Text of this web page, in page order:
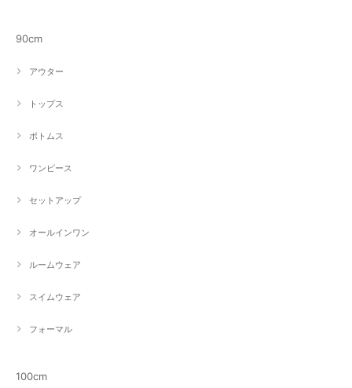
90cm
アウター
トップス
ボトムス
ワンピース
セットアップ
オールインワン
ルームウェア
スイムウェア
フォーマル
100cm